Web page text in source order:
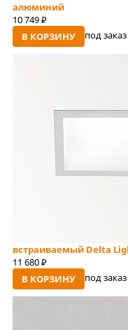
алюминий
10 749 руб
В КОРЗИНУ под
встраиваемый Delta
11 680 руб
В КОРЗИНУ под